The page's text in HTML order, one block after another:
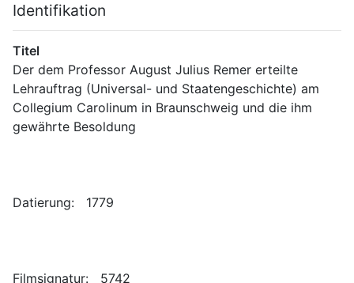
Identifikation
Titel
Der dem Professor August Julius Remer erteilte
Lehrauftrag (Universal- und Staatengeschichte) am
Collegium Carolinum in Braunschweig und die ihm